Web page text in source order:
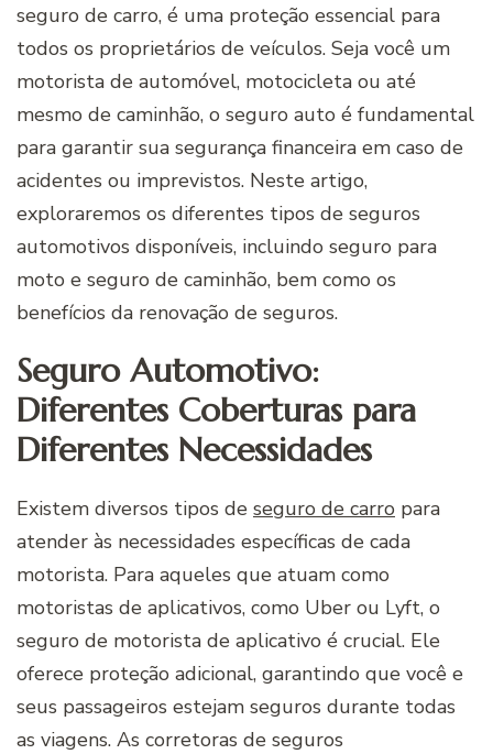
seguro de carro, é uma proteção essencial para
todos os proprietários de veículos. Seja você um
motorista de automóvel, motocicleta ou até
mesmo de caminhão, o seguro auto é fundamental
para garantir sua segurança financeira em caso de
acidentes ou imprevistos. Neste artigo,
exploraremos os diferentes tipos de seguros
automotivos disponíveis, incluindo seguro para
moto e seguro de caminhão, bem como os
benefícios da renovação de seguros.
Seguro Automotivo:
Diferentes Coberturas para
Diferentes Necessidades
Existem diversos tipos de seguro de carro para
atender às necessidades específicas de cada
motorista. Para aqueles que atuam como
motoristas de aplicativos, como Uber ou Lyft, o
seguro de motorista de aplicativo é crucial. Ele
oferece proteção adicional, garantindo que você e
seus passageiros estejam seguros durante todas
as viagens. As corretoras de seguros